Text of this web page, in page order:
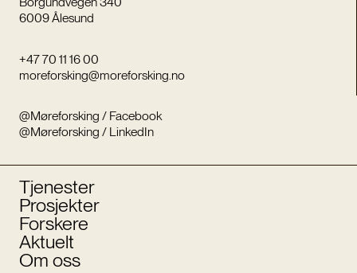
6009 Ålesund
+47 70 11 16 00
moreforsking@moreforsking.no
@Møreforsking / Facebook
@Møreforsking / LinkedIn
Tjenester
Prosjekter
Forskere
Aktuelt
Om oss